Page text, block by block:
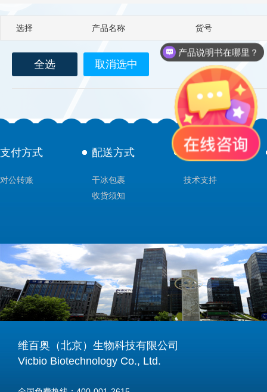
Berry & Associates
LGC Maine Standards Biolife
AbD Serotec
选择 产品名称 货号
全选 取消选中
支付方式
对公转账
配送方式
干冰包裹
收货须知
售后服务
技术支持
维百奥（北京）生物科技有限公司
Vicbio Biotechnology Co., Ltd.
产品说明书在哪里？